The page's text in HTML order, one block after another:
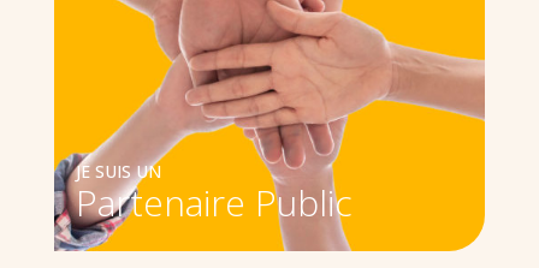
JE SUIS UN
Partenaire Public